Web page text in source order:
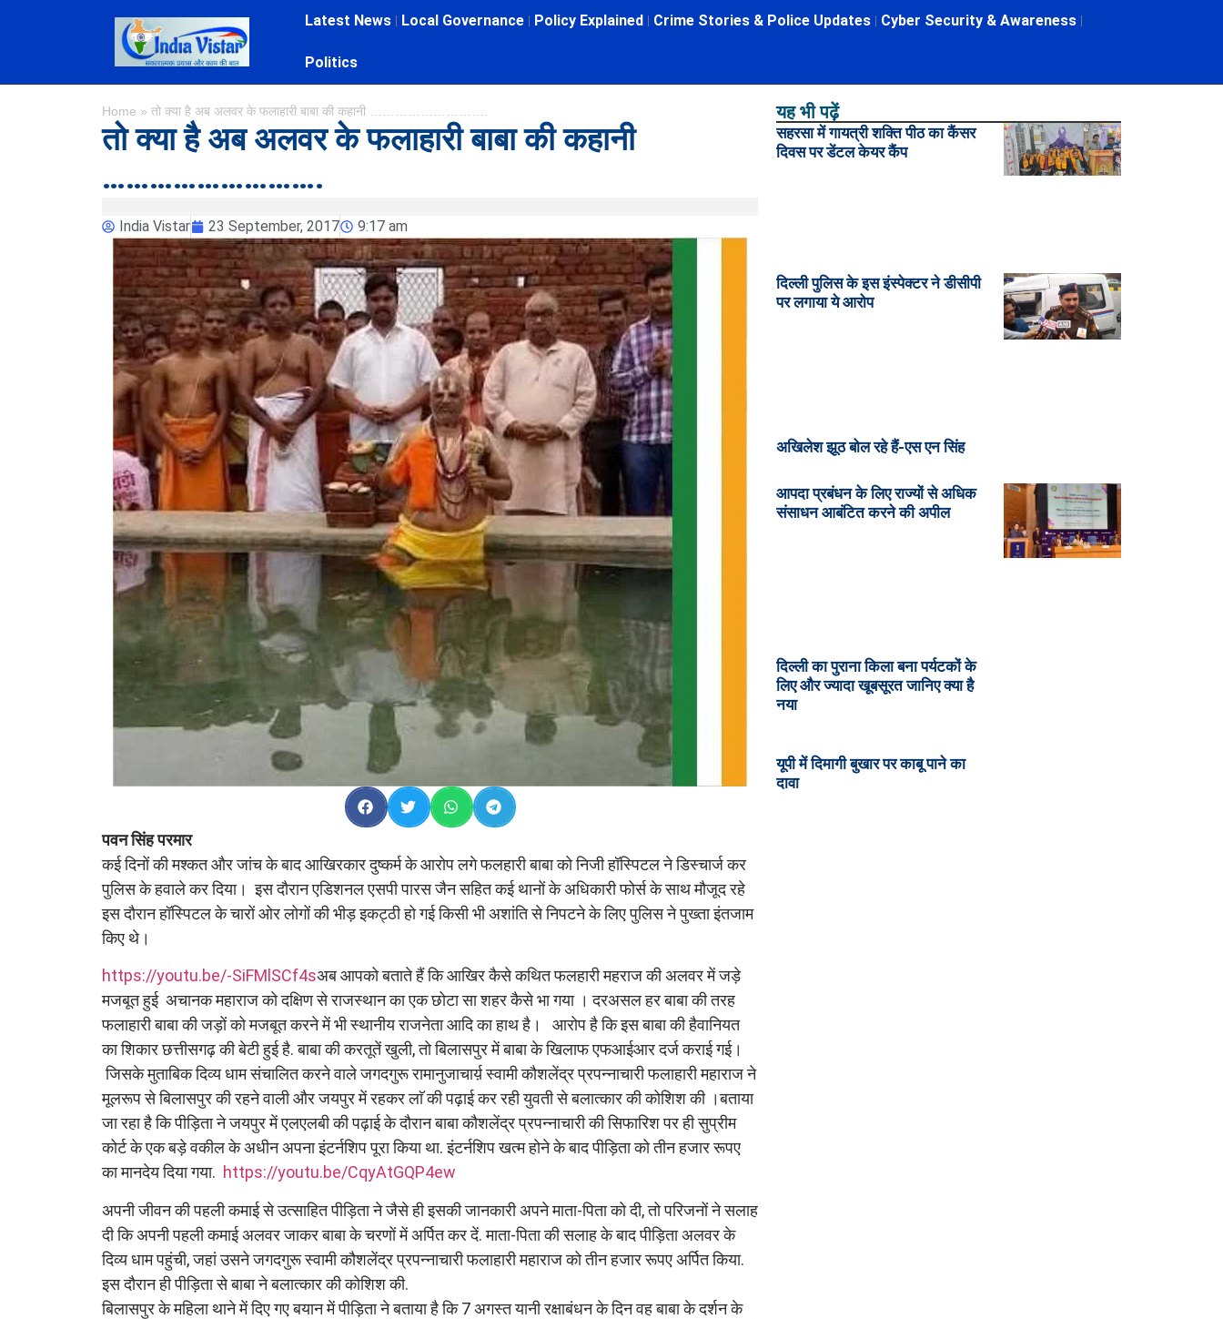
Latest News Local Governance Policy Explained Crime Stories & Police Updates Cyber Security & Awareness
Politics
Home » तो क्या है अब अलवर के फलाहारी बाबा की कहानी ……………………….
तो क्या है अब अलवर के फलाहारी बाबा की कहानी
……………………….
India Vistar 23 September, 2017 9:17 am
पवन सिंह परमार
कई दिनों की मश्कत और जांच के बाद आखिरकार दुष्कर्म के आरोप लगे फलहारी बाबा को निजी हॉस्पिटल ने डिस्चार्ज कर
पुलिस के हवाले कर दिया। इस दौरान एडिशनल एसपी पारस जैन सहित कई थानों के अधिकारी फोर्स के साथ मौजूद रहे
इस दौरान हॉस्पिटल के चारों ओर लोगों की भीड़ इकट्ठी हो गई किसी भी अशांति से निपटने के लिए पुलिस ने पुख्ता इंतजाम
किए थे।
https://youtu.be/-SiFMlSCf4sअब आपको बताते हैं कि आखिर कैसे कथित फलहारी महराज की अलवर में जड़े
मजबूत हुई अचानक महाराज को दक्षिण से राजस्थान का एक छोटा सा शहर कैसे भा गया । दरअसल हर बाबा की तरह
फलाहारी बाबा की जड़ों को मजबूत करने में भी स्थानीय राजनेता आदि का हाथ है। आरोप है कि इस बाबा की हैवानियत
का शिकार छत्तीसगढ़ की बेटी हुई है. बाबा की करतूतें खुली, तो बिलासपुर में बाबा के खिलाफ एफआईआर दर्ज कराई गई।
जिसके मुताबिक दिव्य धाम संचालित करने वाले जगदगुरू रामानुजाचार्य़ स्वामी कौशलेंद्र प्रपन्नाचारी फलाहारी महाराज ने
मूलरूप से बिलासपुर की रहने वाली और जयपुर में रहकर लाॅ की पढ़ाई कर रही युवती से बलात्कार की कोशिश की ।बताया
जा रहा है कि पीड़िता ने जयपुर में एलएलबी की पढ़ाई के दौरान बाबा कौशलेंद्र प्रपन्नाचारी की सिफारिश पर ही सुप्रीम
कोर्ट के एक बड़े वकील के अधीन अपना इंटर्नशिप पूरा किया था. इंटर्नशिप खत्म होने के बाद पीड़िता को तीन हजार रूपए
का मानदेय दिया गया. https://youtu.be/CqyAtGQP4ew
अपनी जीवन की पहली कमाई से उत्साहित पीड़िता ने जैसे ही इसकी जानकारी अपने माता-पिता को दी, तो परिजनों ने सलाह
दी कि अपनी पहली कमाई अलवर जाकर बाबा के चरणों में अर्पित कर दें. माता-पिता की सलाह के बाद पीड़िता अलवर के
दिव्य धाम पहुंची, जहां उसने जगदगुरू स्वामी कौशलेंद्र प्रपन्नाचारी फलाहारी महाराज को तीन हजार रूपए अर्पित किया.
इस दौरान ही पीड़िता से बाबा ने बलात्कार की कोशिश की.
बिलासपुर के महिला थाने में दिए गए बयान में पीड़िता ने बताया है कि 7 अगस्त यानी रक्षाबंधन के दिन वह बाबा के दर्शन के
यह भी पढ़ें
सहरसा में गायत्री शक्ति पीठ का कैंसर
दिवस पर डेंटल केयर कैंप
दिल्ली पुलिस के इस इंस्पेक्टर ने डीसीपी
पर लगाया ये आरोप
अखिलेश झूठ बोल रहे हैं-एस एन सिंह
आपदा प्रबंधन के लिए राज्यों से अधिक
संसाधन आबंटित करने की अपील
दिल्ली का पुराना किला बना पर्यटकों के
लिए और ज्यादा खूबसूरत जानिए क्या है
नया
यूपी में दिमागी बुखार पर काबू पाने का
दावा